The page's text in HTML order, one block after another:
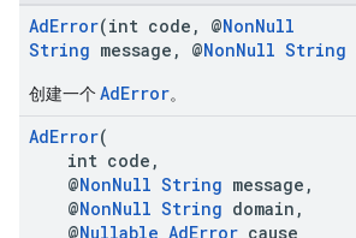
AdError(int code, @NonNull
String message, @NonNull String
创建一个AdError。
AdError(
int code,
@NonNull String message,
@NonNull String domain,
@Nullable AdError cause